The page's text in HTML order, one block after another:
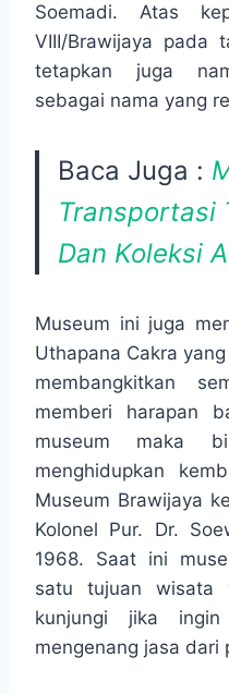
Soemadi. Atas
VIII/Brawijaya pada
tetapkan juga
sebagai nama yang
Baca Juga :
Transportasi
Dan Koleksi
Museum ini juga
Uthapana Cakra
membangkitkan
memberi harapan
museum maka
menghidupkan
Museum Brawijaya
Kolonel Pur. Dr.
1968. Saat ini
satu tujuan wisata
kunjungi jika
mengenang jasa dari